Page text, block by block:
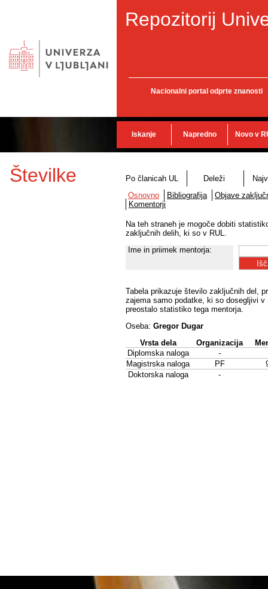
Repozitorij
Nacionalni portal odprte znanosti
Iskanje Napredno Novo v
Številke Po članicah UL Deleži
Osnovno
Bibliografija
Objave
Komentorji
Na teh straneh je mogoče dobiti
zaključnih delih, ki so v RUL.
Ime in priimek mentorja:
Tabela prikazuje število zaključnih del,
zajema samo podatke, ki so dosegljivi
preostalo statistiko tega mentorja.
Oseba: Gregor Dugar
Vrsta dela
Organizacija
Diplomska naloga
-
Magistrska naloga
PF
Doktorska naloga
-